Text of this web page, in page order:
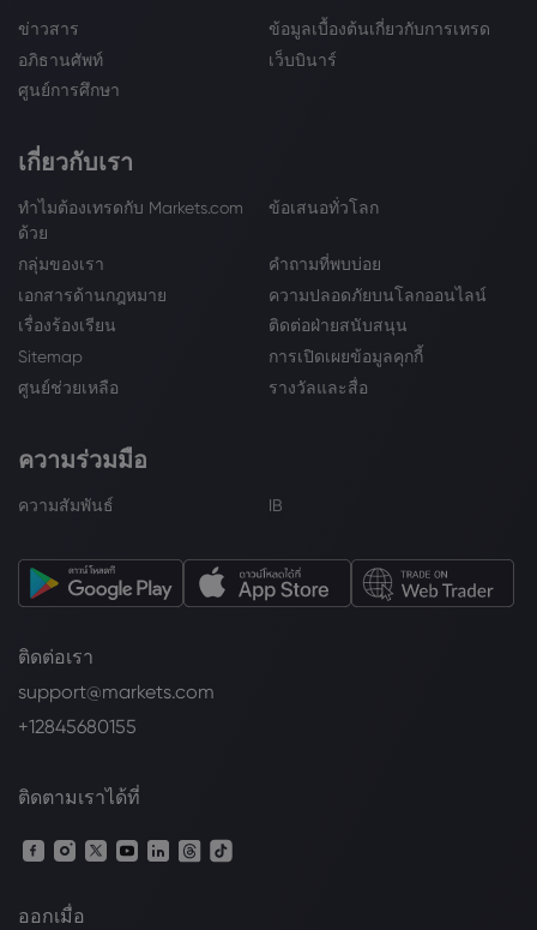
ข่าวสาร
ข้อมูลเบื้องต้นเกี่ยวกับการเทรด
อภิธานศัพท์
เว็บบินาร์
ศูนย์การศึกษา
เกี่ยวกับเรา
ทำไมต้องเทรดกับ Markets.com
ด้วย
ข้อเสนอทั่วโลก
กลุ่มของเรา
คำถามที่พบบ่อย
เอกสารด้านกฎหมาย
ความปลอดภัยบนโลกออนไลน์
เรื่องร้องเรียน
ติดต่อฝ่ายสนับสนุน
Sitemap
การเปิดเผยข้อมูลคุกกี้
ศูนย์ช่วยเหลือ
รางวัลและสื่อ
ความร่วมมือ
ความสัมพันธ์ IB
ติดต่อเรา
support@markets.com
+12845680155
ติดตามเราได้ที่
ออกเมื่อ